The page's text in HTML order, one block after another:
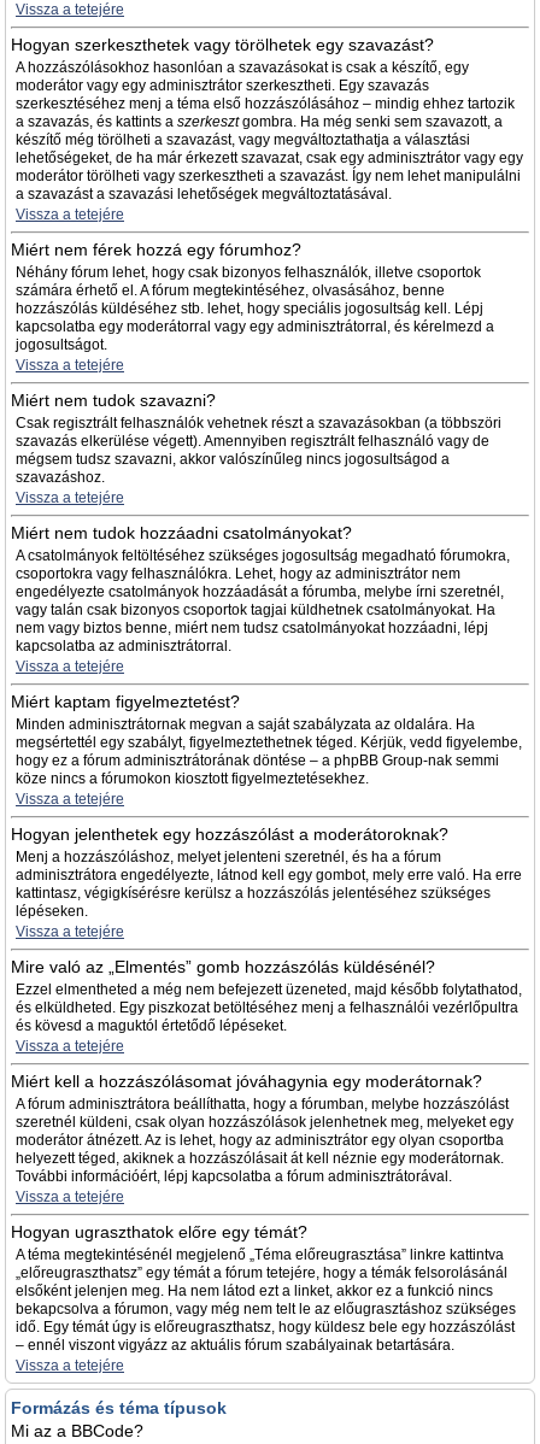
Vissza a tetejére
Hogyan szerkeszthetek vagy törölhetek egy szavazást?
A hozzászólásokhoz hasonlóan a szavazásokat is csak a készítő, egy
moderátor vagy egy adminisztrátor szerkesztheti. Egy szavazás
szerkesztéséhez menj a téma első hozzászólásához – mindig ehhez tartozik
a szavazás, és kattints a szerkesztgombra. Ha még senki sem szavazott, a
készítő még törölheti a szavazást, vagy megváltoztathatja a választási
lehetőségeket, de ha már érkezett szavazat, csak egy adminisztrátor vagy egy
moderátor törölheti vagy szerkesztheti a szavazást. Így nem lehet manipulálni
a szavazást a szavazási lehetőségek megváltoztatásával.
Vissza a tetejére
Miért nem férek hozzá egy fórumhoz?
Néhány fórum lehet, hogy csak bizonyos felhasználók, illetve csoportok
számára érhető el. A fórum megtekintéséhez, olvasásához, benne
hozzászólás küldéséhez stb. lehet, hogy speciális jogosultság kell. Lépj
kapcsolatba egy moderátorral vagy egy adminisztrátorral, és kérelmezd a
jogosultságot.
Vissza a tetejére
Miért nem tudok szavazni?
Csak regisztrált felhasználók vehetnek részt a szavazásokban (a többszöri
szavazás elkerülése végett). Amennyiben regisztrált felhasználó vagy de
mégsem tudsz szavazni, akkor valószínűleg nincs jogosultságod a
szavazáshoz.
Vissza a tetejére
Miért nem tudok hozzáadni csatolmányokat?
A csatolmányok feltöltéséhez szükséges jogosultság megadható fórumokra,
csoportokra vagy felhasználókra. Lehet, hogy az adminisztrátor nem
engedélyezte csatolmányok hozzáadását a fórumba, melybe írni szeretnél,
vagy talán csak bizonyos csoportok tagjai küldhetnek csatolmányokat. Ha
nem vagy biztos benne, miért nem tudsz csatolmányokat hozzáadni, lépj
kapcsolatba az adminisztrátorral.
Vissza a tetejére
Miért kaptam figyelmeztetést?
Minden adminisztrátornak megvan a saját szabályzata az oldalára. Ha
megsértettél egy szabályt, figyelmeztethetnek téged. Kérjük, vedd figyelembe,
hogy ez a fórum adminisztrátorának döntése – a phpBB Group-nak semmi
köze nincs a fórumokon kiosztott figyelmeztetésekhez.
Vissza a tetejére
Hogyan jelenthetek egy hozzászólást a moderátoroknak?
Menj a hozzászóláshoz, melyet jelenteni szeretnél, és ha a fórum
adminisztrátora engedélyezte, látnod kell egy gombot, mely erre való. Ha erre
kattintasz, végigkísérésre kerülsz a hozzászólás jelentéséhez szükséges
lépéseken.
Vissza a tetejére
Mire való az „Elmentés” gomb hozzászólás küldésénél?
Ezzel elmentheted a még nem befejezett üzeneted, majd később folytathatod,
és elküldheted. Egy piszkozat betöltéséhez menj a felhasználói vezérlőpultra
és kövesd a maguktól értetődő lépéseket.
Vissza a tetejére
Miért kell a hozzászólásomat jóváhagynia egy moderátornak?
A fórum adminisztrátora beállíthatta, hogy a fórumban, melybe hozzászólást
szeretnél küldeni, csak olyan hozzászólások jelenhetnek meg, melyeket egy
moderátor átnézett. Az is lehet, hogy az adminisztrátor egy olyan csoportba
helyezett téged, akiknek a hozzászólásait át kell néznie egy moderátornak.
További információért, lépj kapcsolatba a fórum adminisztrátorával.
Vissza a tetejére
Hogyan ugraszthatok előre egy témát?
A téma megtekintésénél megjelenő „Téma előreugrasztása” linkre kattintva
„előreugraszthatsz” egy témát a fórum tetejére, hogy a témák felsorolásánál
elsőként jelenjen meg. Ha nem látod ezt a linket, akkor ez a funkció nincs
bekapcsolva a fórumon, vagy még nem telt le az előugrasztáshoz szükséges
idő. Egy témát úgy is előreugraszthatsz, hogy küldesz bele egy hozzászólást
– ennél viszont vigyázz az aktuális fórum szabályainak betartására.
Vissza a tetejére
Formázás és téma típusok
Mi az a BBCode?